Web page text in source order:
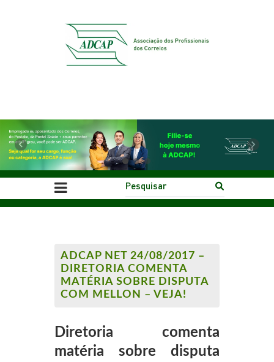
Previous Next
ADCAP NET 24/08/2017 –
DIRETORIA COMENTA
MATÉRIA SOBRE DISPUTA
COM MELLON – VEJA!
Diretoria comenta
matéria sobre disputa